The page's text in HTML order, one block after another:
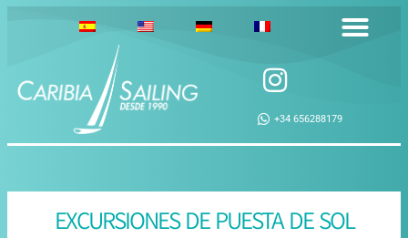
+34 656288179
EXCURSIONES DE PUESTA DE SOL